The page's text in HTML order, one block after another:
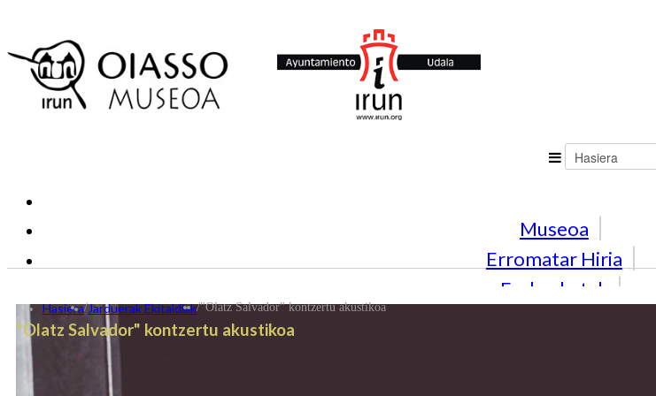
Museoa
Erromatar Hiria
Erakusketak
Hasiera/Jarduerak Ekitaldiak/"Olatz Salvador" kontzertu akustikoa
"Olatz Salvador" kontzertu akustikoa